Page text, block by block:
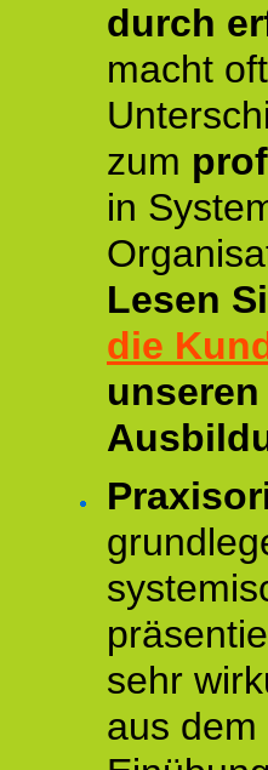
durch
macht
zum
in
Lesen
die
sehr
aus